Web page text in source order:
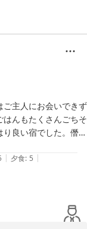
主人にお会いできず
んもたくさんごちそ
良い宿でした。僭越
美味しい魚料理を振
ます。
| 夕食: 5 |